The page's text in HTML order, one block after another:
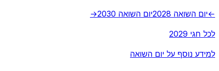
←יום השואה 2028 יום השואה 2030 →
לכל חגי 2029
למידע נוסף על יום השואה